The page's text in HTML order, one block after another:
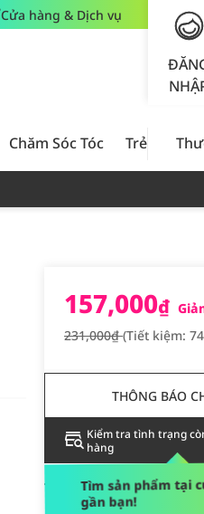
Cửa hàng & Dịch vụ
Chăm Sóc Tóc Trẻ Em
157,000₫
231,000₫(Tiết kiệm:
THÔNG BÁO
Kiểm tra tình trạng
hàng
Tìm sản phẩm tại
gần bạn!